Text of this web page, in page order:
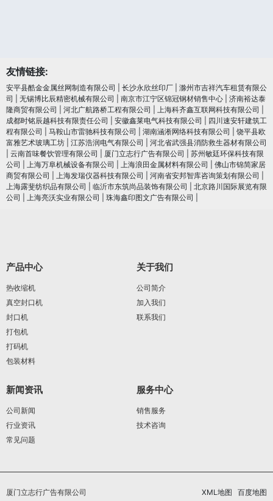
友情链接:
安平县酷金金属丝网制造有限公司 长沙永欣丝印厂
滁州市吉祥汽车租赁有限公
司
无锡博比辰精密机械有限公司 南京市江宁区锦冠钢材销售中心
济南裕达泰
隆商贸有限公司
河北广航路桥工程有限公司 上海科齐鑫互联网科技有限公司
成都时铭辰越科技有限责任公司
安徽鑫莱电气科技有限公司
四川速安轩建筑工
程有限公司
马鞍山市雷驰科技有限公司 湖南涵淅网络科技有限公司
饶平县欧
富雅艺术玻璃工坊
江苏浩润电⽓有限公司
河北省武强县消防救生器材有限公司
云南首味餐饮管理有限公司 厦门立志行广告有限公司
苏州敏廷环保科技有限
公司
上海万阜机械设备有限公司 上海浪田金属材料有限公司
佛山市锦简家居
商贸有限公司
上海发瑞仪器科技有限公司 河南省安邦智库咨询策划有限公司
上海露斐纺织品有限公司
临沂市东筑尚品装饰有限公司
北京路川国际展览有限
公司
上海亮沃实业有限公司 珠海鑫印图文广告有限公司
产品中心
热收缩机
真空封口机
封口机
打包机
打码机
包装材料
关于我们
公司简介
加入我们
联系我们
新闻资讯
公司新闻
行业资讯
常见问题
服务中心
销售服务
技术咨询
厦门立志行广告有限公司 XML地图 百度地图